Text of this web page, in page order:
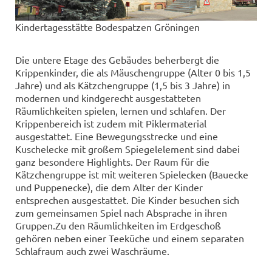
Kindertagesstätte Bodespatzen Gröningen
Die untere Etage des Gebäudes beherbergt die
Krippenkinder, die als Mäuschengruppe (Alter 0 bis 1,5
Jahre) und als Kätzchengruppe (1,5 bis 3 Jahre) in
modernen und kindgerecht ausgestatteten
Räumlichkeiten spielen, lernen und schlafen. Der
Krippenbereich ist zudem mit Piklermaterial
ausgestattet. Eine Bewegungsstrecke und eine
Kuschelecke mit großem Spiegelelement sind dabei
ganz besondere Highlights. Der Raum für die
Kätzchengruppe ist mit weiteren Spielecken (Bauecke
und Puppenecke), die dem Alter der Kinder
entsprechen ausgestattet. Die Kinder besuchen sich
zum gemeinsamen Spiel nach Absprache in ihren
Gruppen.Zu den Räumlichkeiten im Erdgeschoß
gehören neben einer Teeküche und einem separaten
Schlafraum auch zwei Waschräume.